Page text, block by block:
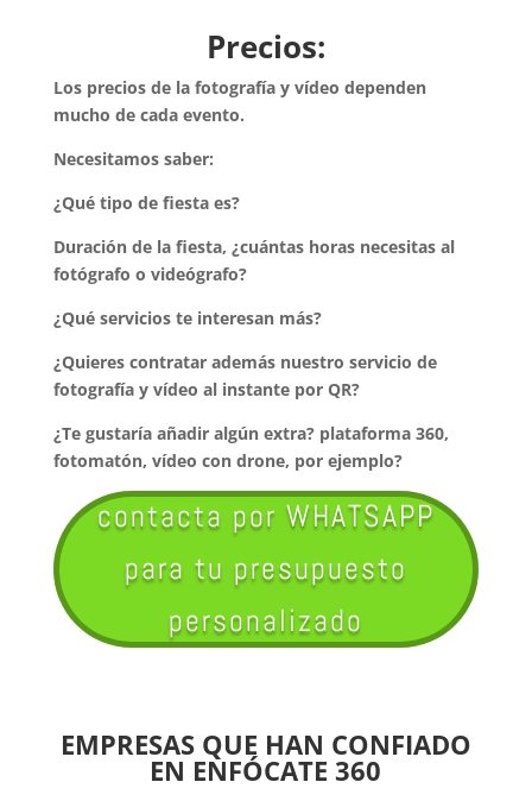
Precios:
Los precios de la fotografía y vídeo dependen
mucho de cada evento.
Necesitamos saber:
¿Qué tipo de fiesta es?
Duración de la fiesta, ¿cuántas horas necesitas al
fotógrafo o videógrafo?
¿Qué servicios te interesan más?
¿Quieres contratar además nuestro servicio de
fotografía y vídeo al instante por QR?
¿Te gustaría añadir algún extra? plataforma 360,
fotomatón, vídeo con drone, por ejemplo?
contacta por WHATSAPP
para tu presupuesto
personalizado
EMPRESAS QUE HAN CONFIADO
EN ENFÓCATE 360